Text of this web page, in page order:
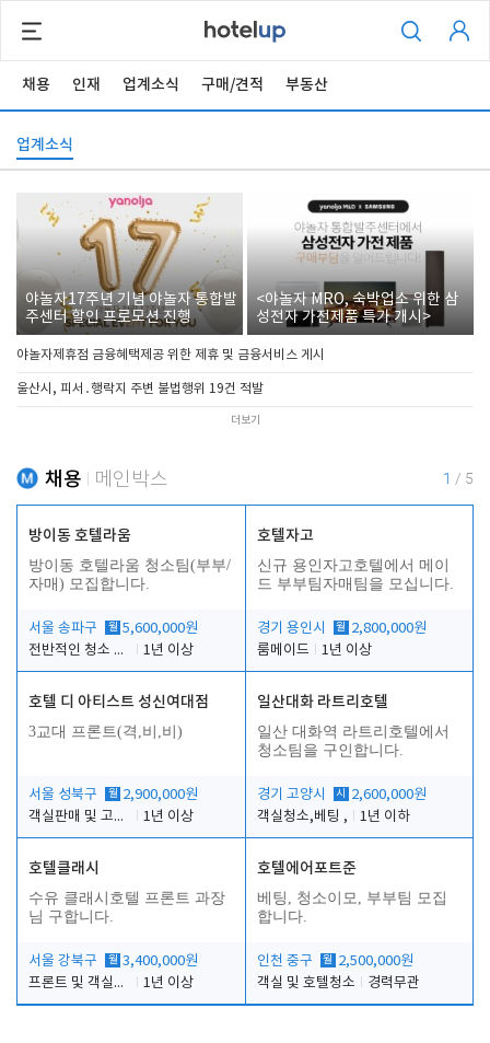
채용 인재 업계소식 구매/견적 부동산
업계소식
야놀자17주년 기념 야놀자 통합발
주센터 할인 프로모션 진행
<야놀자 MRO, 숙박업소 위한 삼
성전자 가전제품 특가 개시>
야놀자제휴점 금융혜택제공 위한 제휴 및 금융서비스 게시
울산시, 피서․행락지 주변 불법행위 19건 적발
더보기
채용 메인박스 1 / 5
방이동 호텔라움
방이동 호텔라움 청소팀(부부/
자매) 모집합니다.
서울 송파구 월 5,600,000원
전반적인 청소 업무(객실청소.객실정리)
1년 이상
호텔자고
신규 용인자고호텔에서 메이
드 부부팀자매팀을 모십니다.
경기 용인시 월 2,800,000원
룸메이드
1년 이상
호텔 디 아티스트 성신여대점
3교대 프론트(격,비,비)
서울 성북구 월 2,900,000원
객실판매 및 고객응대
1년 이상
일산대화 라트리호텔
일산 대화역 라트리호텔에서
청소팀을 구인합니다.
경기 고양시 시
2,600,000원
객실청소,베팅 ,
1년 이하
호텔클래시
수유 클래시호텔 프론트 과장
님 구합니다.
서울 강북구 월 3,400,000원
프론트 및 객실관리
1년 이상
호텔에어포트준
베팅, 청소이모, 부부팀 모집
합니다.
인천 중구 월 2,500,000원
객실 및 호텔청소
경력무관